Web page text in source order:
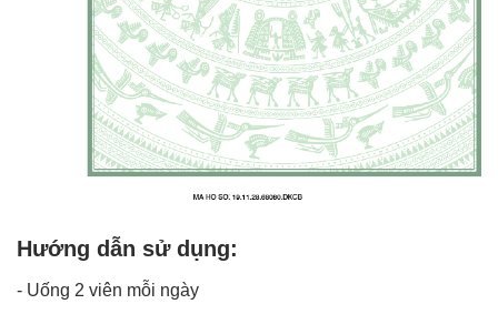
Hướng dẫn sử dụng:
- Uống 2 viên mỗi ngày